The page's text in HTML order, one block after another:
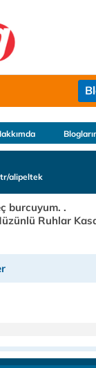
alipeltek
burcuyum. .
Ruhlar